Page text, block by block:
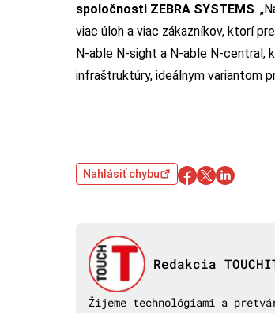
spoločnosti ZEBRA SYSTEMS.
viac úloh a viac zákazníkov, ktorí
N-able N-sight a N-able N-central,
infraštruktúry, ideálnym variantom
Nahlásiť chybu
Redakcia
Žijeme technológiami a